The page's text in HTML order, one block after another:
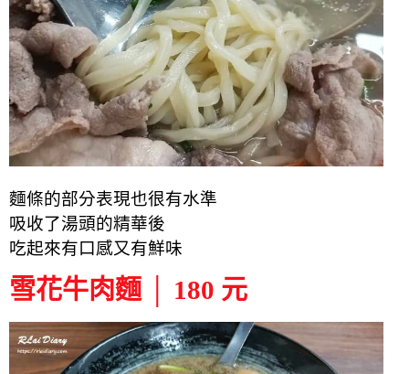
麵條的部分表現也很有水準
吸收了湯頭的精華後
吃起來有口感又有鮮味
雪花牛肉麵 │ 180 元